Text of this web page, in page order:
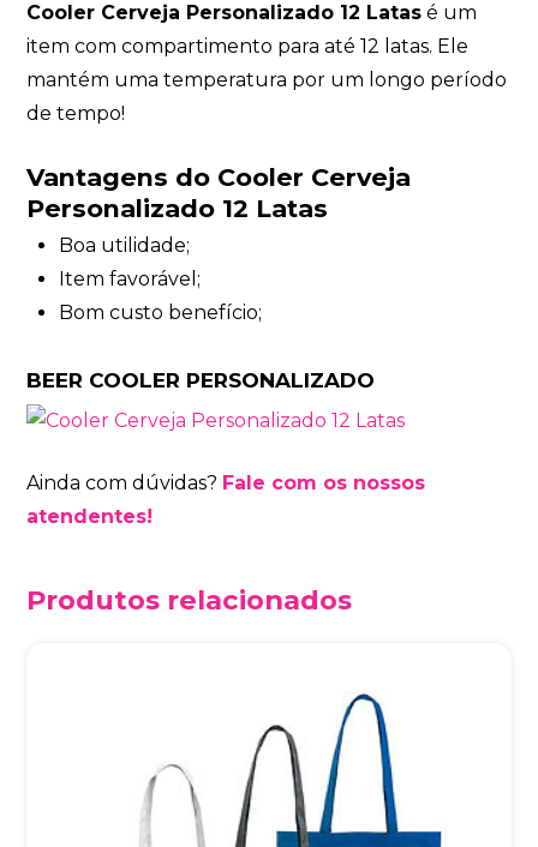
Cooler Cerveja Personalizado 12 Latas é um
item com compartimento para até 12 latas. Ele
mantém uma temperatura por um longo período
de tempo!
Vantagens do Cooler Cerveja
Personalizado 12 Latas
Boa utilidade;
Item favorável;
Bom custo benefício;
BEER COOLER PERSONALIZADO
Ainda com dúvidas? Fale com os nossos
atendentes!
Produtos relacionados